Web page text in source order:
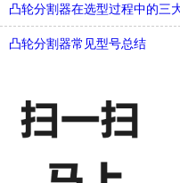
凸轮分割器在选型过程中的三
凸轮分割器常见型号总结